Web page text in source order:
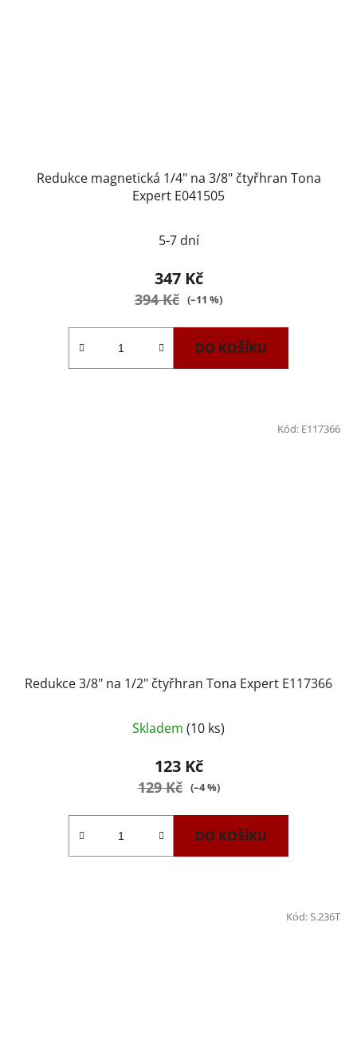
Redukce magnetická 1/4" na 3/8" čtyřhran Tona
Expert E041505
5-7 dní
347 Kč
394 Kč (–11 %)
DO KOŠÍKU
Redukce 3/8" na 1/2" čtyřhran Tona Expert E117366
Skladem (10 ks)
123 Kč
129 Kč (–4 %)
DO KOŠÍKU
Kód: E117366
Kód: S.236T